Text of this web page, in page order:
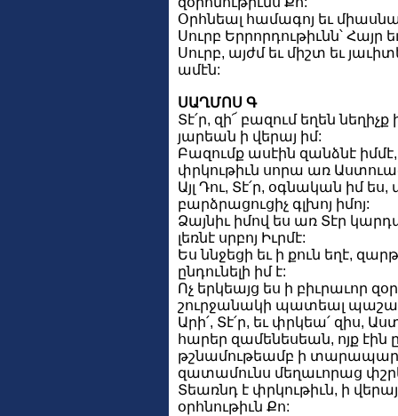
Օրհնեալ համագոյ եւ
Սուրբ Երրորդութիւնն՝ Հայր
Սուրբ, այժմ եւ միշտ եւ
ամէն:
ՍԱՂՄՈՍ Գ
Տէ՛ր, զի՜ բազում եղեն նեղիչք
յարեան ի վերայ իմ:
Բազումք ասէին զանձնէ իմմէ,
փրկութիւն սորա առ
Այլ Դու, Տէ՛ր, օգնական իմ
բարձրացուցիչ գլխոյ իմոյ:
Ձայնիւ իմով ես առ Տէր
լեռնէ սրբոյ Իւրմէ:
Ես ննջեցի եւ ի քուն եղէ,
ընդունելի իմ է:
Ոչ երկեայց ես ի բիւրաւոր
շուրջանակի պատեալ
Արի՛, Տէ՛ր, եւ փրկեա՛ զիս,
հարեր զամենեսեան, ոյք էին
թշնամութեամբ ի
զատամունս մեղաւորաց
Տեառնդ է փրկութիւն, ի
օրհնութիւն Քո: